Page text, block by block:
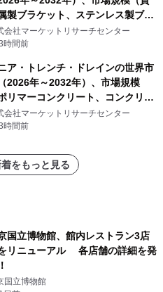
製ブラケット、ステンレス製ブラ
ト、純チタン製ブラケット）・分
ポートを発表
会社マーケットリサーチセンター
時間前
ア・トレンチ・ドレインの世界市
2026年～2032年）、市場規模
ポリマーコンクリート、コンクリー
プラスチック、金属）・分析レポ
を発表
会社マーケットリサーチセンター
時間前
をもっと見る
国立博物館、館内レストラン3店
リニューアル 各店舗の詳細を発
国立博物館